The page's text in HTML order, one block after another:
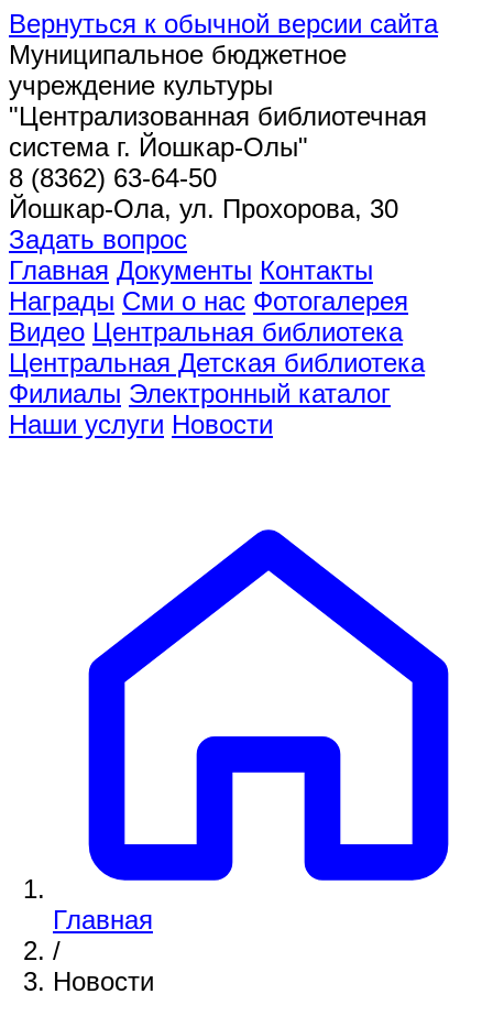
Вернуться к обычной версии сайта
Муниципальное бюджетное
учреждение культуры
"Централизованная библиотечная
система г. Йошкар-Олы"
8 (8362) 63-64-50
Йошкар-Ола, ул. Прохорова, 30
Задать вопрос
Главная Документы Контакты
Награды Сми о нас Фотогалерея
Видео Центральная библиотека
Центральная Детская библиотека
Филиалы Электронный каталог
Наши услуги Новости
Главная
/
Новости